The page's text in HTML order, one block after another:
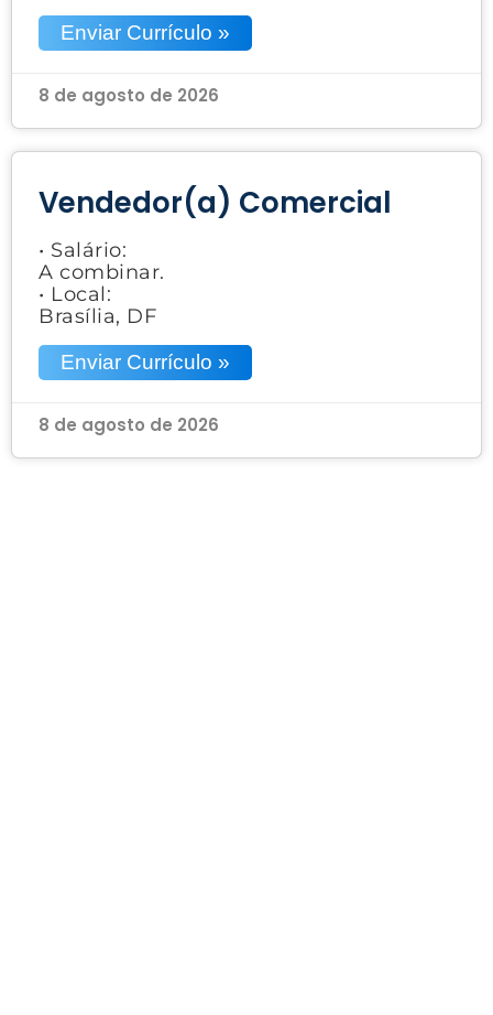
Enviar Currículo »
8 de agosto de 2026
Vendedor(a) Comercial
• Salário:
A combinar.
• Local:
Brasília, DF
Enviar Currículo »
8 de agosto de 2026